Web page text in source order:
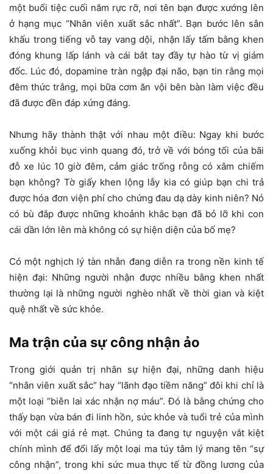
một buổi tiệc cuối năm rực rỡ, nơi tên bạn được xướng lên
ở hạng mục “Nhân viên xuất sắc nhất”. Bạn bước lên sân
khấu trong tiếng vỗ tay vang dội, nhận lấy tấm bằng khen
đóng khung lấp lánh và cái bắt tay đầy tự hào từ vị giám
đốc. Lúc đó, dopamine tràn ngập đại não, bạn tin rằng mọi
đêm thức trắng, mọi bữa cơm ăn vội bên bàn làm việc đều
đã được đền đáp xứng đáng.
Nhưng hãy thành thật với nhau một điều: Ngay khi bước
xuống khỏi bục vinh quang đó, trở về với bóng tối của bãi
đỗ xe lúc 10 giờ đêm, cảm giác trống rỗng có xâm chiếm
bạn không? Tờ giấy khen lộng lẫy kia có giúp bạn chi trả
được hóa đơn viện phí cho chứng đau dạ dày kinh niên? Nó
có bù đắp được những khoảnh khắc bạn đã bỏ lỡ khi con
cái dần lớn lên mà không có sự hiện diện của bố mẹ?
Có một nghịch lý tàn nhẫn đang diễn ra trong nền kinh tế
hiện đại: Những người nhận được nhiều bằng khen nhất
thường lại là những người nghèo nhất về thời gian và kiệt
quệ nhất về sức khỏe.
Ma trận của sự công nhận ảo
Trong giới quản trị nhân sự hiện đại, những danh hiệu
“nhân viên xuất sắc” hay “lãnh đạo tiềm năng” đôi khi chỉ là
một loại “biên lai xác nhận nợ máu”. Đó là bằng chứng cho
thấy bạn vừa bán đi linh hồn, sức khỏe và tuổi trẻ của mình
với một cái giá rẻ mạt. Chúng ta đang tự nguyện vắt kiệt
chính mình để đổi lấy một loại ma túy tâm lý mang tên “sự
công nhận”, trong khi sức mua thực tế từ đồng lương của